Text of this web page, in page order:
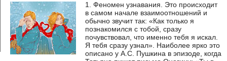
1. Феномен узнавания. Это происходит
в самом начале взаимоотношений и
обычно звучит так: «Как только я
познакомился с тобой, сразу
почувствовал, что именно тебя я искал.
Я тебя сразу узнал». Наиболее ярко это
описано у А.С. Пушкина в эпизоде, когда